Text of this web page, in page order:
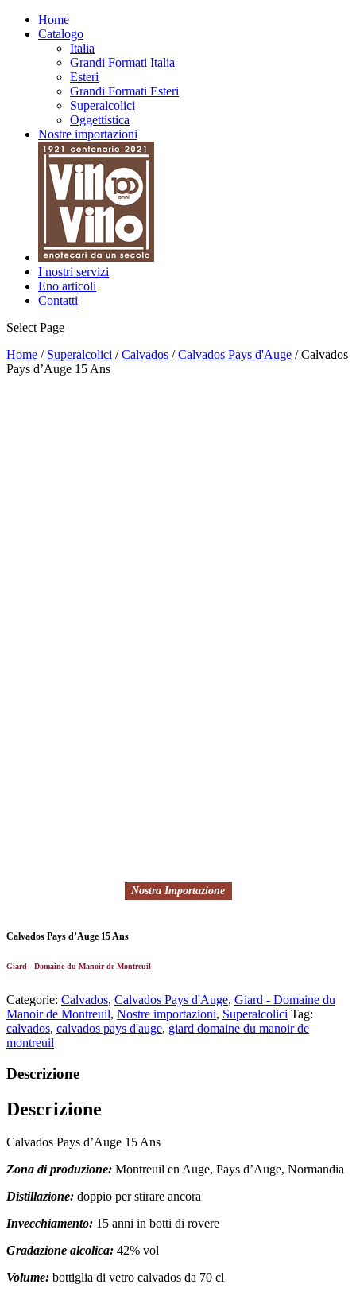
Home
Catalogo
Italia
Grandi Formati Italia
Esteri
Grandi Formati Esteri
Superalcolici
Oggettistica
Nostre importazioni
I nostri servizi
Eno articoli
Contatti
Select Page
Home / Superalcolici /Calvados /Calvados Pays d'Auge / Calvados
Pays d’Auge 15 Ans
Nostra Importazione
Calvados Pays d’Auge 15 Ans
Giard - Domaine du Manoir de Montreuil
Categorie: Calvados, Calvados Pays d'Auge, Giard - Domaine du
Manoir de Montreuil, Nostre importazioni, Superalcolici Tag:
calvados, calvados pays d'auge, giard domaine du manoir de
montreuil
Descrizione
Descrizione
Calvados Pays d’Auge 15 Ans
Zona di produzione: Montreuil en Auge, Pays d’Auge, Normandia
Distillazione: doppio per stirare ancora
Invecchiamento: 15 anni in botti di rovere
Gradazione alcolica: 42% vol
Volume: bottiglia di vetro calvados da 70 cl